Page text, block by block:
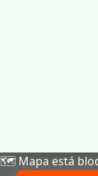
🗺️ Mapa está